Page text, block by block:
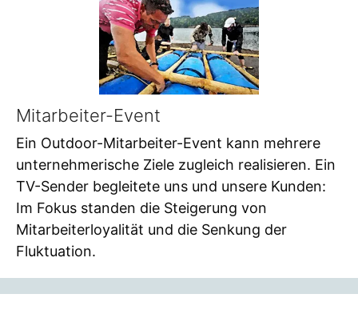
Mitarbeiter-Event
Ein Outdoor-Mitarbeiter-Event kann mehrere
unternehmerische Ziele zugleich realisieren. Ein
TV-Sender begleitete uns und unsere Kunden:
Im Fokus standen die Steigerung von
Mitarbeiterloyalität und die Senkung der
Fluktuation.